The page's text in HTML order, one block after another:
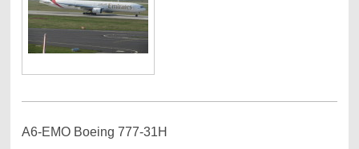
A6-EMO Boeing 777-31H